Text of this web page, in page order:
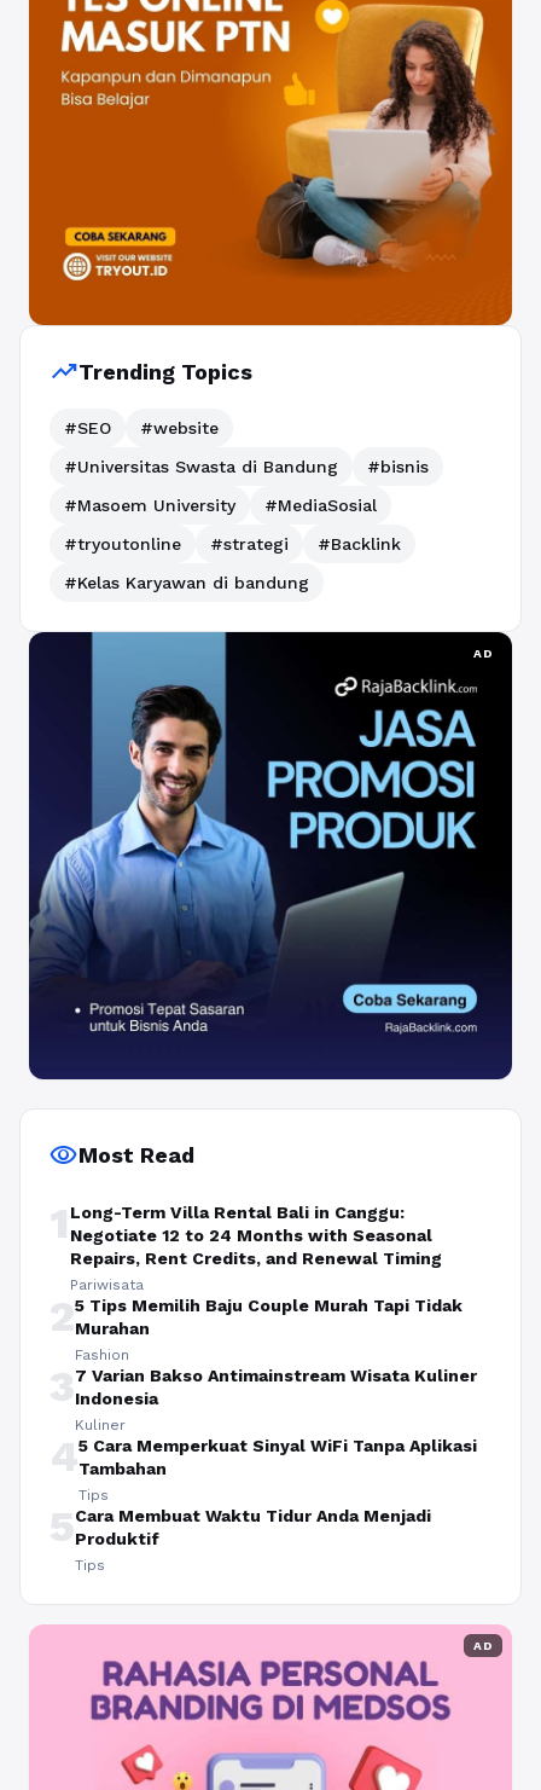
trending_upTrending Topics
#SEO
#website
#Universitas Swasta di Bandung
#bisnis
#Masoem University
#MediaSosial
#tryoutonline
#strategi
#Backlink
#Kelas Karyawan di bandung
AD
visibilityMost Read
1 Long-Term Villa Rental Bali in Canggu:
Negotiate 12 to 24 Months with Seasonal
Repairs, Rent Credits, and Renewal Timing
Pariwisata
25 Tips Memilih Baju Couple Murah Tapi Tidak
Murahan
Fashion
37 Varian Bakso Antimainstream Wisata Kuliner
Indonesia
Kuliner
45 Cara Memperkuat Sinyal WiFi Tanpa Aplikasi
Tambahan
Tips
5Cara Membuat Waktu Tidur Anda Menjadi
Produktif
Tips
AD